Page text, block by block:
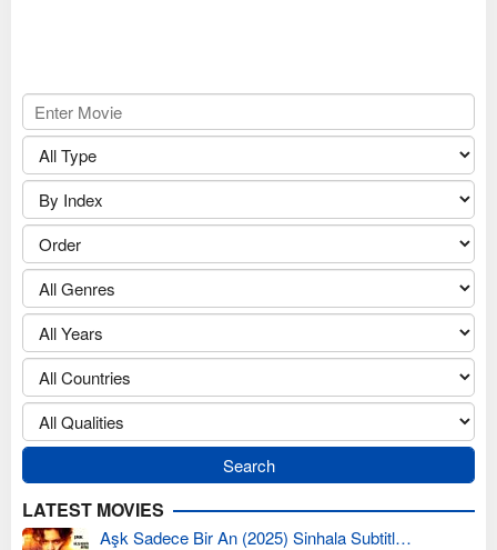
LATEST MOVIES
Aşk Sadece Bir An (2025) Sinhala Subtitl…